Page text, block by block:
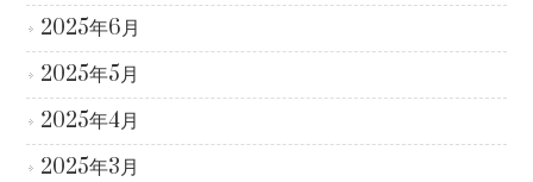
2025年6月
2025年5月
2025年4月
2025年3月